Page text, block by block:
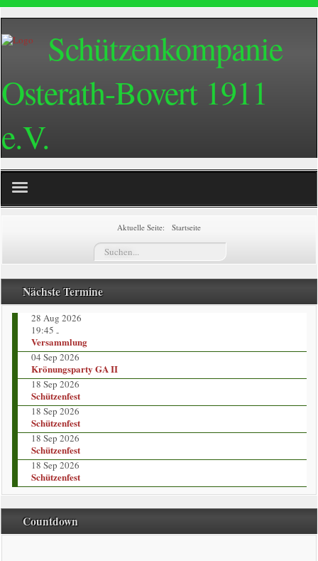
Schützenkompanie
Osterath-Bovert 1911
e.V.
Züge
Vorstand
Kompaniekönige
Regimentskönige
Jungschützenkönige
Bildergalerie
News
Impressum
Aktuelle Seite: Startseite
Suchen...
Nächste Termine
28 Aug 2026
19:45 -
Versammlung
04 Sep 2026
Krönungsparty GA II
18 Sep 2026
Schützenfest
18 Sep 2026
Schützenfest
18 Sep 2026
Schützenfest
18 Sep 2026
Schützenfest
Countdown